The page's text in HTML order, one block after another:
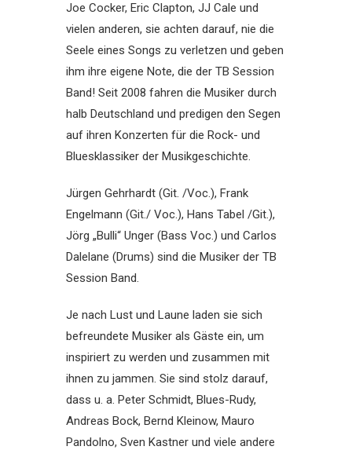
Joe Cocker, Eric Clapton, JJ Cale und
vielen anderen, sie achten darauf, nie die
Seele eines Songs zu verletzen und geben
ihm ihre eigene Note, die der TB Session
Band! Seit 2008 fahren die Musiker durch
halb Deutschland und predigen den Segen
auf ihren Konzerten für die Rock- und
Bluesklassiker der Musikgeschichte.
Jürgen Gehrhardt (Git. /Voc.), Frank
Engelmann (Git./ Voc.), Hans Tabel /Git.),
Jörg „Bulli“ Unger (Bass Voc.) und Carlos
Dalelane (Drums) sind die Musiker der TB
Session Band.
Je nach Lust und Laune laden sie sich
befreundete Musiker als Gäste ein, um
inspiriert zu werden und zusammen mit
ihnen zu jammen. Sie sind stolz darauf,
dass u. a. Peter Schmidt, Blues-Rudy,
Andreas Bock, Bernd Kleinow, Mauro
Pandolno, Sven Kastner und viele andere